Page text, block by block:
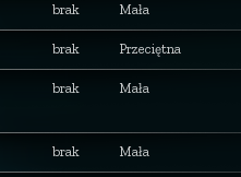
brak Mała
brak Przeciętna
brak Mała
brak Mała